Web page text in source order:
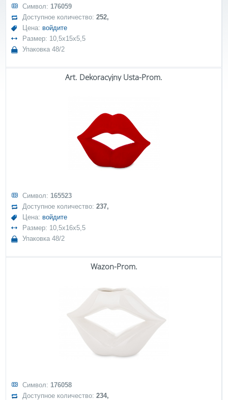
Символ: 176059
Доступное количество:252,
Цена: войдите
Размер: 10,5x15x5,5
Упаковка 48/2
Art. Dekoracyjny Usta-Prom.
Символ: 165523
Доступное количество:237,
Цена: войдите
Размер: 10,5x16x5,5
Упаковка 48/2
Wazon-Prom.
Символ: 176058
Доступное количество:234,